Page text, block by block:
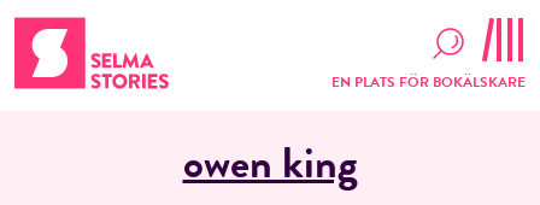
EN PLATS FÖR BOKÄLSKARE
owen king